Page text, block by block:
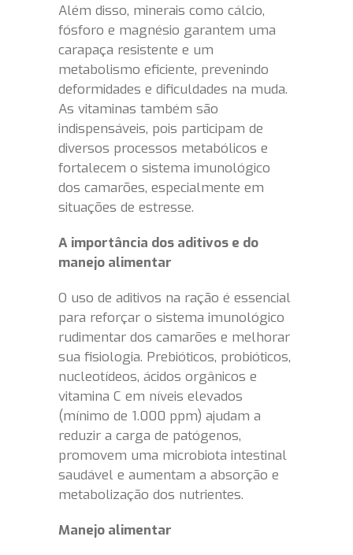
Além disso, minerais como cálcio,
fósforo e magnésio garantem uma
carapaça resistente e um
metabolismo eficiente, prevenindo
deformidades e dificuldades na muda.
As vitaminas também são
indispensáveis, pois participam de
diversos processos metabólicos e
fortalecem o sistema imunológico
dos camarões, especialmente em
situações de estresse.
A importância dos aditivos e do
manejo alimentar
O uso de aditivos na ração é essencial
para reforçar o sistema imunológico
rudimentar dos camarões e melhorar
sua fisiologia. Prebióticos, probióticos,
nucleotídeos, ácidos orgânicos e
vitamina C em níveis elevados
(mínimo de 1.000 ppm) ajudam a
reduzir a carga de patógenos,
promovem uma microbiota intestinal
saudável e aumentam a absorção e
metabolização dos nutrientes.
Manejo alimentar